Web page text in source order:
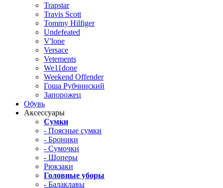
Trapstar
Travis Scott
Tommy Hilfiger
Undefeated
V'lone
Versace
Vetements
We11done
Weekend Offender
Гоша Рубчинский
Запорожец
Обувь
Аксессуары
Сумки
- Поясные сумки
- Броники
- Сумочки
- Шоперы
Рюкзаки
Головные уборы
- Балаклавы